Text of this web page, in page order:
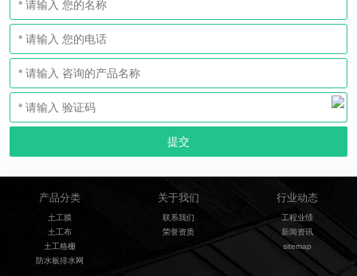
产品分类
土工膜
土工布
土工格栅
防水板排水网
关于我们
联系我们
荣誉资质
行业动态
工程业绩
新闻资讯
sitemap